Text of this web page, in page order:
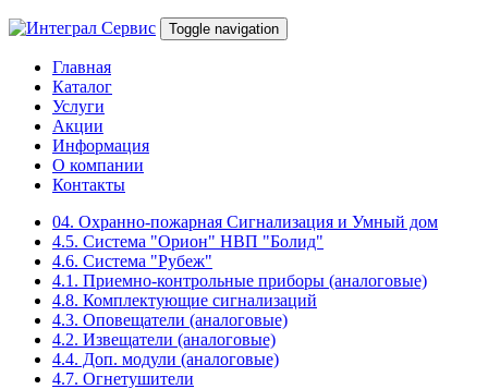
Toggle navigation
Главная
Каталог
Услуги
Акции
Информация
О компании
Контакты
04. Охранно-пожарная Сигнализация и Умный дом
4.5. Система "Орион" НВП "Болид"
4.6. Система "Рубеж"
4.1. Приемно-контрольные приборы (аналоговые)
4.8. Комплектующие сигнализаций
4.3. Оповещатели (аналоговые)
4.2. Извещатели (аналоговые)
4.4. Доп. модули (аналоговые)
4.7. Огнетушители